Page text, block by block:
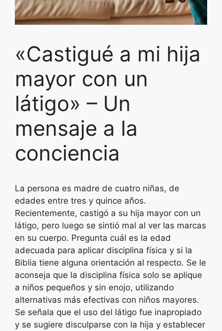
«Castigué a mi hija
mayor con un
látigo» – Un
mensaje a la
conciencia
La persona es madre de cuatro niñas, de
edades entre tres y quince años.
Recientemente, castigó a su hija mayor con un
látigo, pero luego se sintió mal al ver las marcas
en su cuerpo. Pregunta cuál es la edad
adecuada para aplicar disciplina física y si la
Biblia tiene alguna orientación al respecto. Se le
aconseja que la disciplina física solo se aplique
a niños pequeños y sin enojo, utilizando
alternativas más efectivas con niños mayores.
Se señala que el uso del látigo fue inapropiado
y se sugiere disculparse con la hija y establecer